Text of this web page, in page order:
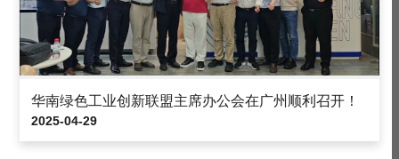
华南绿色工业创新联盟主席办公会在广州顺利召开！
2025-04-29